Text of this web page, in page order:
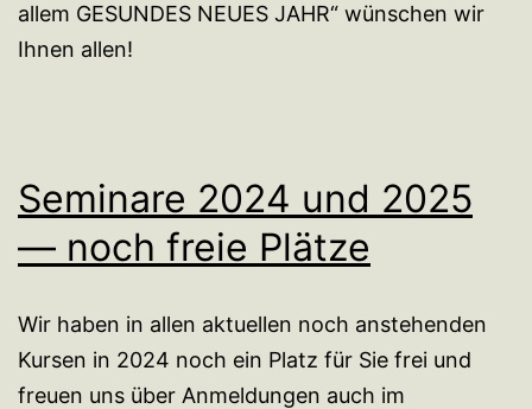
allem GESUNDES NEUES JAHR“ wünschen wir
Ihnen allen!
Seminare 2024 und 2025
— noch freie Plätze
Wir haben in allen aktuellen noch anstehenden
Kursen in 2024 noch ein Platz für Sie frei und
freuen uns über Anmeldungen auch im